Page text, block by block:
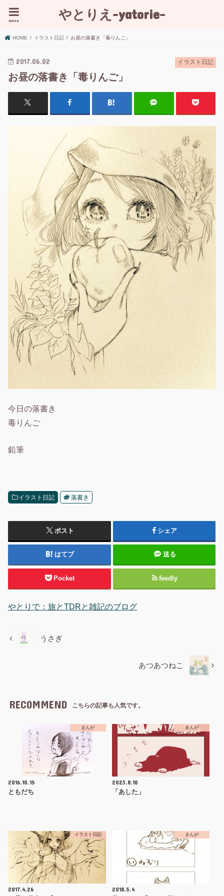
やとりえ-yatorie-
menu
HOME イラスト日記 お昼の落書き「毒りんご」
イラスト日記
2017.06.02
お昼の落書き「毒りんご」
今日の落書き
毒りんご
鉛筆
イラスト日記 落書き
ポスト シェア
はてブ 送る
Pocket feedly
やとりで：旅とTDRと雑記のブログ
うさぎ
あつあつねこ
RECOMMEND こちらの記事も人気です。
まんが
2016.10.15
ともだち
まんが
2023.8.10
「あした」
イラスト日記
2017.4.26
まんが
2018.5.4